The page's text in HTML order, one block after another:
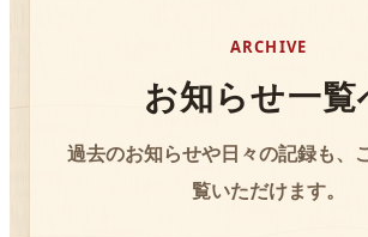
ARCHIVE
お知らせ一覧
過去のお知らせや日々の記録も、
覧いただけます。